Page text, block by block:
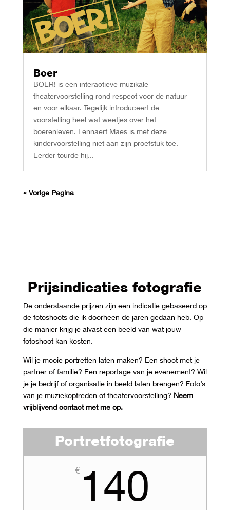
Boer
BOER! is een interactieve muzikale
theatervoorstelling rond respect voor de natuur
en voor elkaar. Tegelijk introduceert de
voorstelling heel wat weetjes over het
boerenleven. Lennaert Maes is met deze
kindervoorstelling niet aan zijn proefstuk toe.
Eerder tourde hij...
« Vorige Pagina
Prijsindicaties fotografie
De onderstaande prijzen zijn een indicatie gebaseerd op
de fotoshoots die ik doorheen de jaren gedaan heb. Op
die manier krijg je alvast een beeld van wat jouw
fotoshoot kan kosten.
Wil je mooie portretten laten maken? Een shoot met je
partner of familie? Een reportage van je evenement? Wil
je je bedrijf of organisatie in beeld laten brengen? Foto’s
van je muziekoptreden of theatervoorstelling? Neem
vrijblijvend contact met me op.
Portretfotografie
€ 140